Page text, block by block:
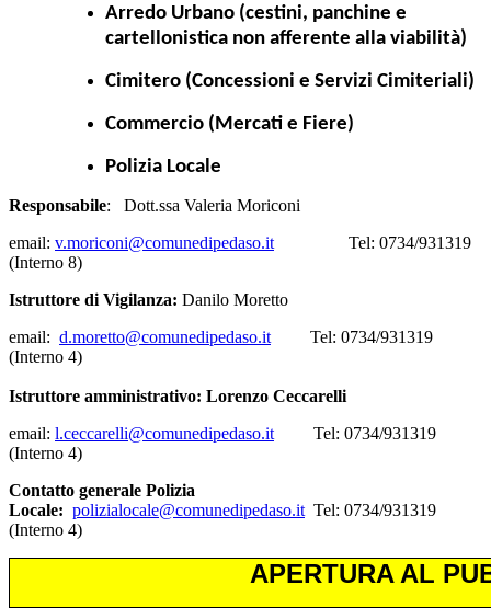
Arredo Urbano (cestini, panchine e
cartellonistica non afferente alla viabilità)
Cimitero (Concessioni e Servizi Cimiteriali)
Commercio (Mercati e Fiere)
Polizia Locale
Responsabile: Dott.ssa Valeria Moriconi
email: v.moriconi@comunedipedaso.it Tel: 0734/931319
(Interno 8)
Istruttore di Vigilanza: Danilo Moretto
email: d.moretto@comunedipedaso.it Tel: 0734/931319
(Interno 4)
Istruttore amministrativo: Lorenzo Ceccarelli
email: l.ceccarelli@comunedipedaso.it Tel: 0734/931319
(Interno 4)
Contatto generale Polizia
Locale: polizialocale@comunedipedaso.it Tel: 0734/931319
(Interno 4)
APERTURA AL